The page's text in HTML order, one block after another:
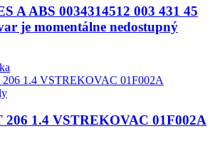
A ABS 0034314512 003 431 45
je momentálne nedostupný
206 1.4 VSTREKOVAC 01F002A